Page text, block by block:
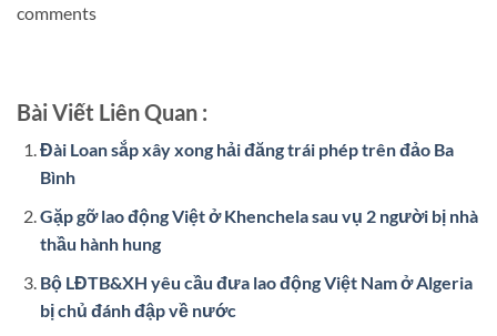
comments
Bài Viết Liên Quan :
Đài Loan sắp xây xong hải đăng trái phép trên đảo Ba
Bình
Gặp gỡ lao động Việt ở Khenchela sau vụ 2 người bị nhà
thầu hành hung
Bộ LĐTB&XH yêu cầu đưa lao động Việt Nam ở Algeria
bị chủ đánh đập về nước